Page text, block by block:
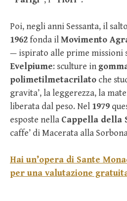
Poi, negli anni Sessanta, il
1962fonda ilMovimento
— ispirato alle prime missioni
Evelpiume: sculture in
polimetilmetacrilato che
gravita’, la leggerezza, la
liberata dal peso. Nel 1979
esposte nella Cappella della
caffe’ di Macerata alla
Hai un’opera di Sante
per una valutazione